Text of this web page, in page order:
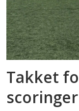
Takket
scoringer